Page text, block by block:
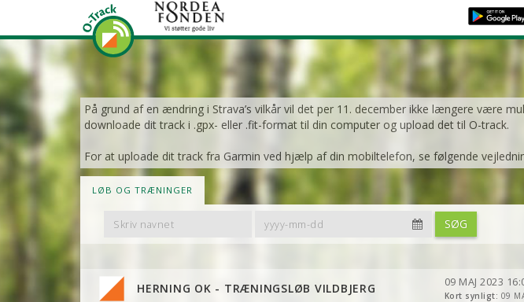
På grund af en ændring i Strava’s vilkår vil det per 11. december ikke længere være
downloade dit track i .gpx- eller .fit-format til din computer og upload det til O-track.
For at uploade dit track fra Garmin ved hjælp af din mobiltelefon, se følgende
LØB OG TRÆNINGER
Filter
By
By
SØG
HERNING OK - TRÆNINGSLØB VILDBJERG 09 MAJ 2023
Kort synligt: 09